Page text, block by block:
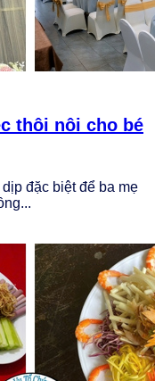
thôi nôi cho bé
đặc biệt để ba mẹ